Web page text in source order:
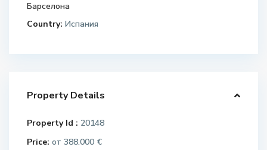
Барселона
Country: Испания
Property Details
Property Id : 20148
Price: от 388.000 €